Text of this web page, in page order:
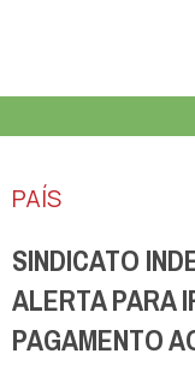
PAÍS
SINDICATO
ALERTA PARA
PAGAMENTO